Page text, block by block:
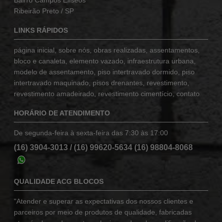
Ribeirão Preto / SP
LINKS RÁPIDOS
página inicial ,sobre nós ,obras realizadas ,assentamentos
bloco e canaleta ,elemento vazado infraestrutura urbana
modelo de assentamento
piso intertravado dormido
piso
intertravado maquinado pisos drenantes revestimento
revestimento amadeirado
revestimento cimentício ,contato
HORÁRIO DE ATENDIMENTO
De segunda-feira à sexta-feira das 7:30 às 17:00
(16) 3904-3013 / (16) 99620-5634 (16) 98804-8068
QUALIDADE ACG BLOCOS
"Atender e superar as expectativas dos nossos clientes e
parceiros por meio de produtos de qualidade, fabricadas